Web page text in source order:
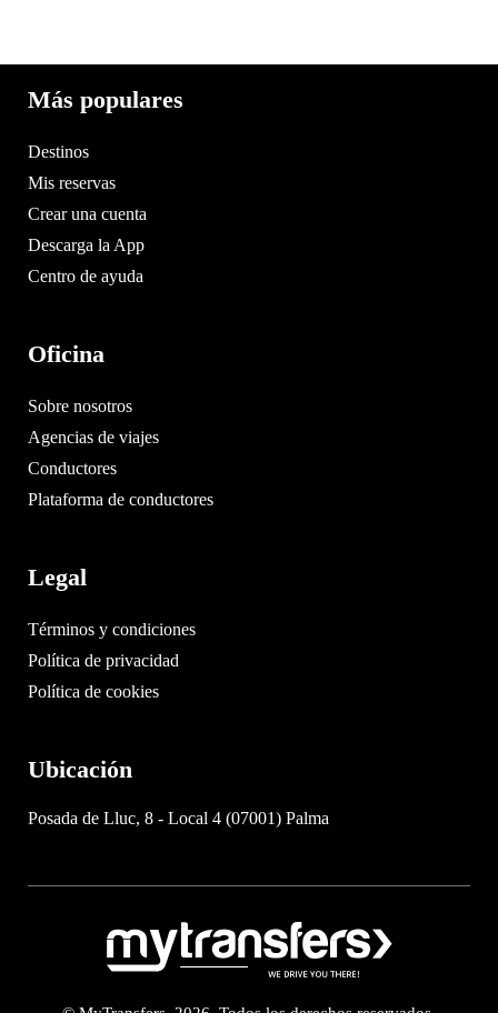
Más populares
Destinos
Mis reservas
Crear una cuenta
Descarga la App
Centro de ayuda
Oficina
Sobre nosotros
Agencias de viajes
Conductores
Plataforma de conductores
Legal
Términos y condiciones
Política de privacidad
Política de cookies
Ubicación
Posada de Lluc, 8 - Local 4 (07001) Palma